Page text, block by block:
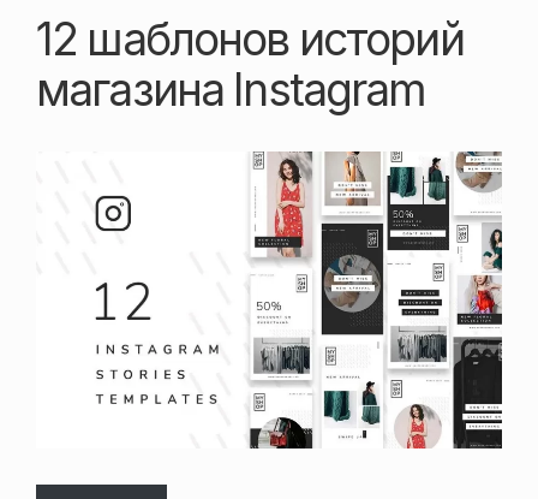
12 шаблонов историй
магазина Instagram